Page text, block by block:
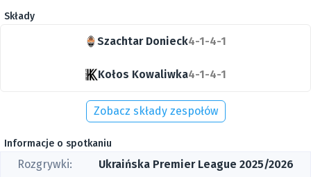
Składy
Szachtar Donieck4-1-4-1
Kołos Kowaliwka4-1-4-1
Zobacz składy zespołów
Informacje o spotkaniu
Rozgrywki:
Ukraińska Premier League 2025/2026